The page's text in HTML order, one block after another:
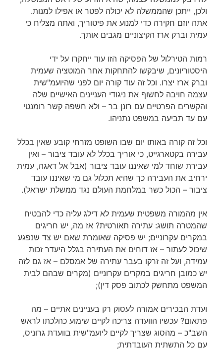
ולכן, ייתכן שהממשלה לא יכולה לפטר או אפילו למנות.
אתה יוזם חקירה כדי למנוע את פיטוריך, ואתה מצליח כי
עמית וברק ארז הקיצוניים מגבים אותך.
רמות הטירלול של הפסיקה הזו עוד ייחקרו על ידי
היסטוריונים, שיבקשו להתחקות אחר המוטציה שעמית
וברק ארז יצרו. וכל זה עוד קורה יום לפני שהיועמ"שית
עצמה חויבה לחשוף את ניגודי העניינים האישיים שלה
והקשרים הפרטיים עם רונן בר – ולא חשפה קשר רומנטי
עם עד תביעה במשפט נתניהו.
וכל זה קורה באותו יום שבו השופט מזרחי קובע שאין בכלל
עבירה בקטארגייט, כי אוריך בכלל לא עובד ציבור – ואין
עבירת שוחד למי שאיננו עובד ציבור (אבל אל דאגה, עמית
ירחיב את העבירה כך שהיא תכלול גם מי שאיננו עובד
ציבור – הכול כשר במלחמת העולם נגד ממשלת ישראל).
אין מהמורה משפטית שעמית לא דילג עליה כדי להבטיח
שהמטרה תושג: עתירה תאורטית? אז מה, יש חריגים
במקרים עקרוניים; יש פסיקה שאומרת שאם יש צד שנפגע
שיכול לעתור – אז דוחים את העתירה בגלל היעדר זכות
עמידה, ועל זה זרקו בעבר עתירה של אמסלם – אז גם לזה
יש כמובן חריגים במקרים עקרוניים (מקרים שבהם לבית
המשפט מתחשק לכתוב פסק דין);
ועדת הבכירים אמורה לעסוק רק בעניינים אתיים – מה
פתאום? עכשיו הוועדה צריכה לקיים שימוע כהלכתו לראש
השב"כ – מהסוג שצריך לקיים ליועמ"שית בוועדת גרוניס,
עם כל התשתית העובדתית;